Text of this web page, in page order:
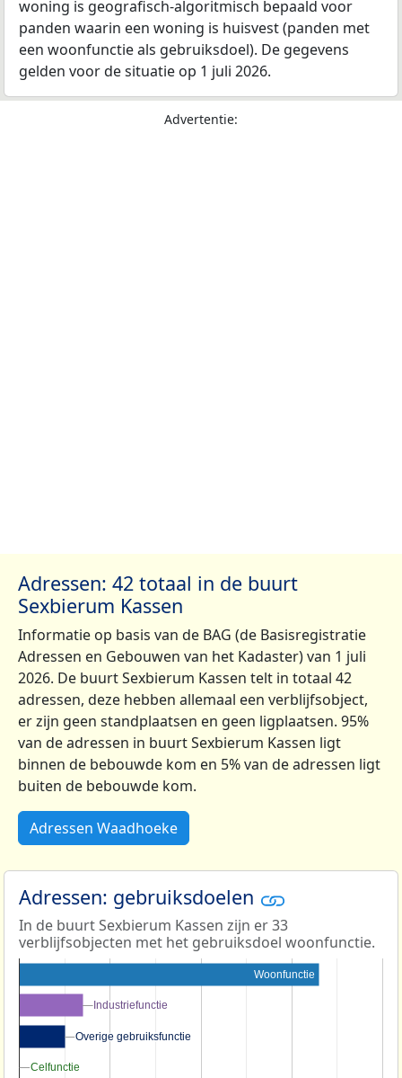
woning is geografisch-algoritmisch bepaald voor
panden waarin een woning is huisvest (panden met
een woonfunctie als gebruiksdoel). De gegevens
gelden voor de situatie op 1 juli 2026.
Advertentie:
Adressen: 42 totaal in de buurt
Sexbierum Kassen
Informatie op basis van de BAG (de Basisregistratie
Adressen en Gebouwen van het Kadaster) van 1 juli
2026. De buurt Sexbierum Kassen telt in totaal 42
adressen, deze hebben allemaal een verblijfsobject,
er zijn geen standplaatsen en geen ligplaatsen. 95%
van de adressen in buurt Sexbierum Kassen ligt
binnen de bebouwde kom en 5% van de adressen ligt
buiten de bebouwde kom.
Adressen Waadhoeke
Adressen: gebruiksdoelen
In de buurt Sexbierum Kassen zijn er 33
verblijfsobjecten met het gebruiksdoel woonfunctie.
Woonfunctie
Industriefunctie
Industriefunctie
Overige gebruiksfunctie
Overige gebruiksfunctie
Celfunctie
Celfunctie